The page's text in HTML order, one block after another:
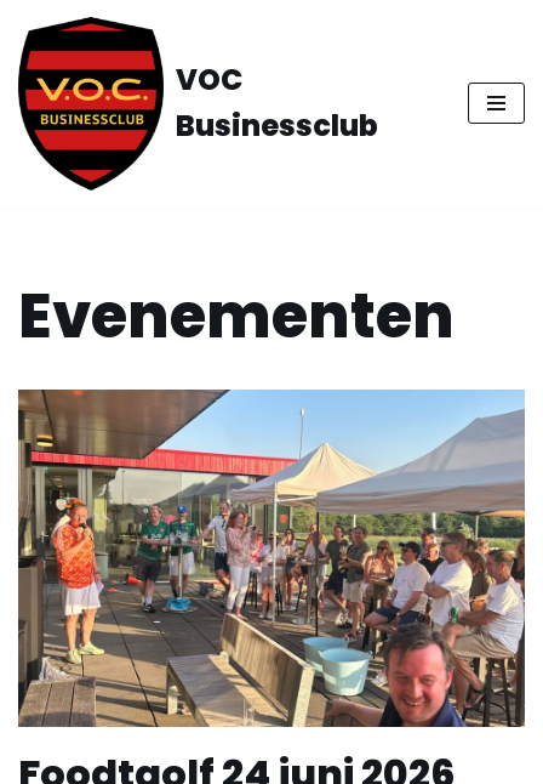
Ga
naar
de
inhoud
VOC
Businessclub
Evenementen